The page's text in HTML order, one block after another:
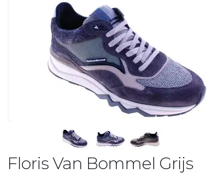
Floris Van Bommel Grijs